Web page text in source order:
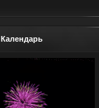
Календарь